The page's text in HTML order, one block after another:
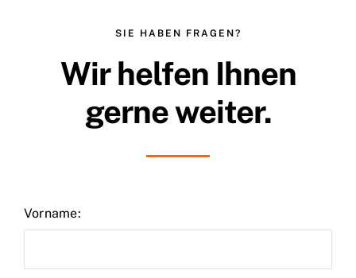
SIE HABEN FRAGEN?
Wir helfen Ihnen
gerne weiter.
Vorname: